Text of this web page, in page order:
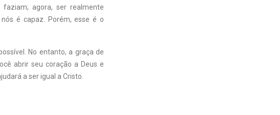
agora, ser realmente
é capaz. Porém, esse é o
No entanto, a graça de
abrir seu coração a Deus e
a ser igual a Cristo.